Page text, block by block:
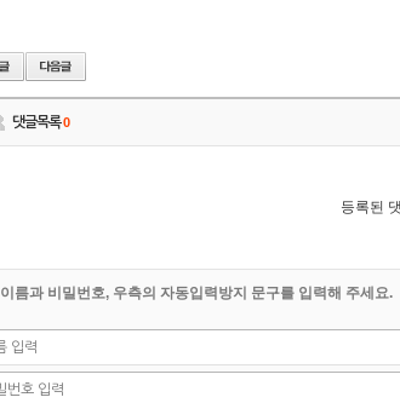
댓글목록0
등록된
이름과 비밀번호, 우측의 자동입력방지 문구를 입력해 주세요.